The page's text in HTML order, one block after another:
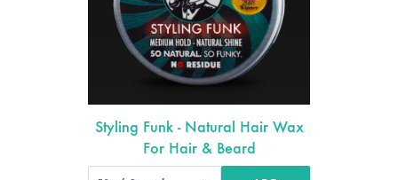
Styling Funk - Natural Hair Wax
For Hair & Beard